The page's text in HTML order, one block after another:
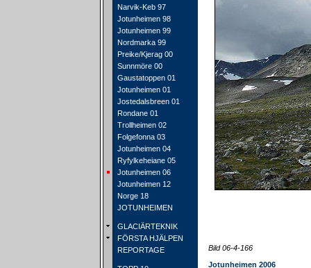
Narvik-Keb 97
Jotunheimen 98
Jotunheimen 99
Nordmarka 99
Preike/Kjerag 00
Sunnmöre 00
Gaustatoppen 01
Jotunheimen 01
Jostedalsbreen 01
Rondane 01
Trollheimen 02
Folgefonna 03
Jotunheimen 04
Ryfylkeheiane 05
Jotunheimen 06
Jotunheimen 12
Norge 18
JOTUNHEIMEN
GLACIÄRTEKNIK
FÖRSTA HJÄLPEN
REPORTAGE
Bild 06-4-166
Jotunheimen 2006